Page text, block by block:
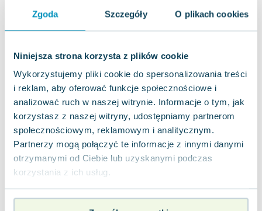
Zgoda Szczegóły O plikach cookies
Niniejsza strona korzysta z plików cookie
Wykorzystujemy pliki cookie do spersonalizowania treści
i reklam, aby oferować funkcje społecznościowe i
analizować ruch w naszej witrynie. Informacje o tym, jak
korzystasz z naszej witryny, udostępniamy partnerom
społecznościowym, reklamowym i analitycznym.
Partnerzy mogą połączyć te informacje z innymi danymi
otrzymanymi od Ciebie lub uzyskanymi podczas
korzystania z ich usług.